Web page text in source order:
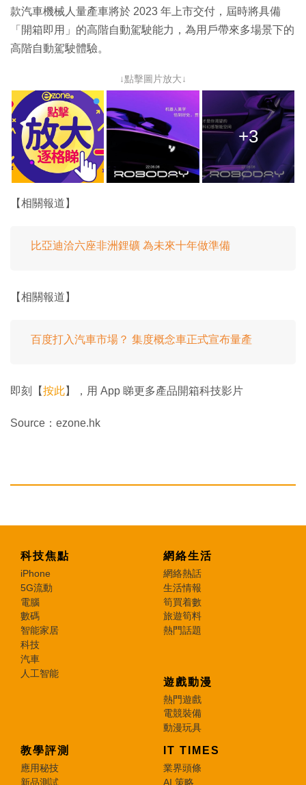
款汽車機械人量產車將於 2023 年上市交付，屆時將具備
「開箱即用」的高階自動駕駛能力，為用戶帶來多場景下的
高階自動駕駛體驗。
↓點擊圖片放大↓
+3
【相關報道】
比亞迪洽六座非洲鋰礦 為未來十年做準備
【相關報道】
百度打入汽車市場？ 集度概念車正式宣布量產
即刻【按此】，用 App 睇更多產品開箱科技影片
Source：ezone.hk
科技焦點
iPhone
5G流動
電腦
數碼
智能家居
科技
汽車
人工智能
網絡生活
網絡熱話
生活情報
筍買着數
旅遊筍料
熱門話題
遊戲動漫
熱門遊戲
電競裝備
動漫玩具
教學評測
應用秘技
新品測試
IT TIMES
業界頭條
AI 策略